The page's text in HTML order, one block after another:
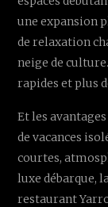
une expansion
de relaxation
neige de
rapides et plus
Et les
de vacances
courtes,
luxe débarque,
restaurant